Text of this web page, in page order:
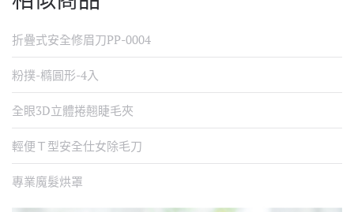
折疊式安全修眉刀PP-0004
粉撲-橢圓形-4入
全眼3D立體捲翹睫毛夾
輕便Ｔ型安全仕女除毛刀
專業魔髮烘罩